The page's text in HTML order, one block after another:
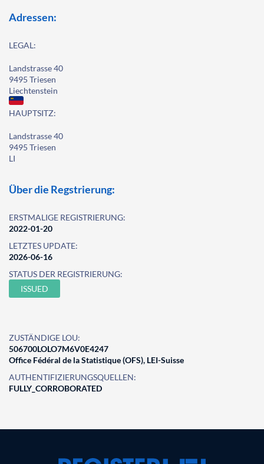
Adressen:
LEGAL:
Landstrasse 40
9495 Triesen
Liechtenstein
HAUPTSITZ:
Landstrasse 40
9495 Triesen
LI
Über die Regstrierung:
ERSTMALIGE REGISTRIERUNG:
2022-01-20
LETZTES UPDATE:
2026-06-16
STATUS DER REGISTRIERUNG:
ISSUED
ZUSTÄNDIGE LOU:
506700LOLO7M6V0E4247
Office Fédéral de la Statistique (OFS), LEI-Suisse
AUTHENTIFIZIERUNGSQUELLEN:
FULLY_CORROBORATED